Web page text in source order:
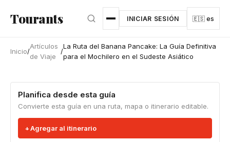
Tourants INICIAR SESIÓN 🇪🇸 es
Inicio/
Artículos
de Viaje
/
La Ruta del Banana Pancake: La Guía Definitiva
para el Mochilero en el Sudeste Asiático
Planifica desde esta guía
Convierte esta guía en una ruta, mapa o itinerario editable.
Agregar al itinerario